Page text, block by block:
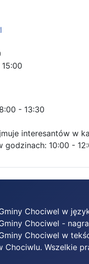
- 13:30
interesantów w
godzinach: 10:00 -
Chociwel w
Chociwel -
Chociwel w
Wszelkie